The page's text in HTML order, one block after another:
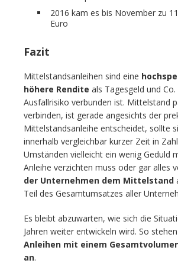
2016 kam es bis November zu
Euro
Fazit
Mittelstandsanleihen sind eine
höhere Rendite als Tagesgeld und
Ausfallrisiko verbunden ist. Mittelstand
verbinden, ist gerade angesichts der
Mittelstandsanleihe entscheidet, sollte
innerhalb vergleichbar kurzer Zeit in
Umständen vielleicht ein wenig Geduld
Anleihe verzichten muss oder gar alles
der Unternehmen dem Mittelstand
Teil des Gesamtumsatzes aller
Es bleibt abzuwarten, wie sich die
Jahren weiter entwickeln wird. So stehen
Anleihen mit einem
an.